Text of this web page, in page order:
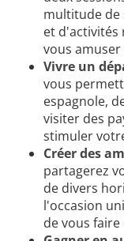
multitude de
et d'activités
vous
Vivre un
vous
espagnole,
visiter des
stimuler
Créer des
partagerez
de divers
l'occasion
de vous